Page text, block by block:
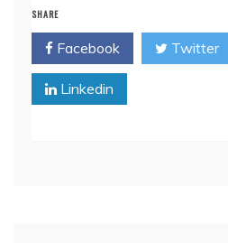
SHARE
Facebook Twitter
Linkedin